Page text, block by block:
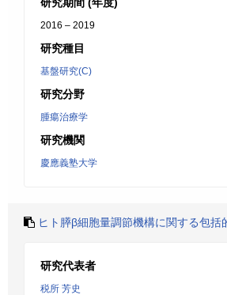
2016 – 2019
研究種目
基盤研究(C)
研究分野
腫瘍治療学
研究機関
慶應義塾大学
ヒト膵β細胞量調節機構に関する包括
研究代表者
税所 芳史